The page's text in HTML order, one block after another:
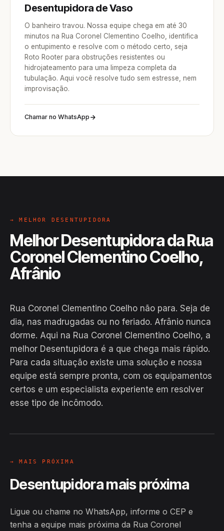
Desentupidora de Vaso
O banheiro travou. Nossa equipe chega em até 30
minutos na Rua Coronel Clementino Coelho, identifica
o entupimento e resolve com o método certo, seja
Roto Rooter para obstruções resistentes ou
hidrojateamento para uma limpeza completa da
tubulação. Aqui você resolve tudo sem estresse, nem
improvisação.
Chamar no WhatsApp
→ MELHOR DESENTUPIDORA
Melhor Desentupidora da Rua
Coronel Clementino Coelho,
Afrânio
Rua Coronel Clementino Coelho não para. Seja de
dia, nas madrugadas ou no feriado. Afrânio nunca
dorme. Aqui na Rua Coronel Clementino Coelho, a
melhor Desentupidora é a que chega mais rápido.
Para cada situação existe uma solução e nossa
equipe está sempre pronta, com os equipamentos
certos e um especialista experiente em resolver
esse tipo de incômodo.
EM CAMPO
Hiroshiro · Rua Coronel Clementino
→ MAIS PRÓXIMA
Desentupidora mais próxima
Ligue ou chame no WhatsApp, informe o CEP e
tenha a equipe mais próxima da Rua Coronel